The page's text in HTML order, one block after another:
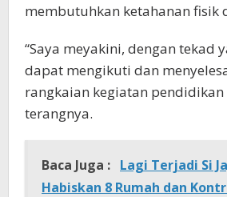
membutuhkan ketahanan fisik
“Saya meyakini, dengan tekad
dapat mengikuti dan
rangkaian kegiatan pendidikan
terangnya.
Baca Juga : Lagi Terjadi Si
Habiskan 8 Rumah dan